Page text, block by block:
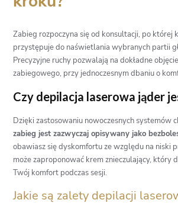
Zabieg rozpoczyna się od konsultacji, po której
przystępuje do naświetlania wybranych partii
Precyzyjne ruchy pozwalają na dokładne
zabiegowego, przy jednoczesnym dbaniu o
Czy depilacja laserowa jąder
Dzięki zastosowaniu nowoczesnych systemów
zabieg jest zazwyczaj opisywany jako
obawiasz się dyskomfortu ze względu na niski
może zaproponować krem znieczulający, który
Twój komfort podczas sesji.
Jakie są zalety depilacji